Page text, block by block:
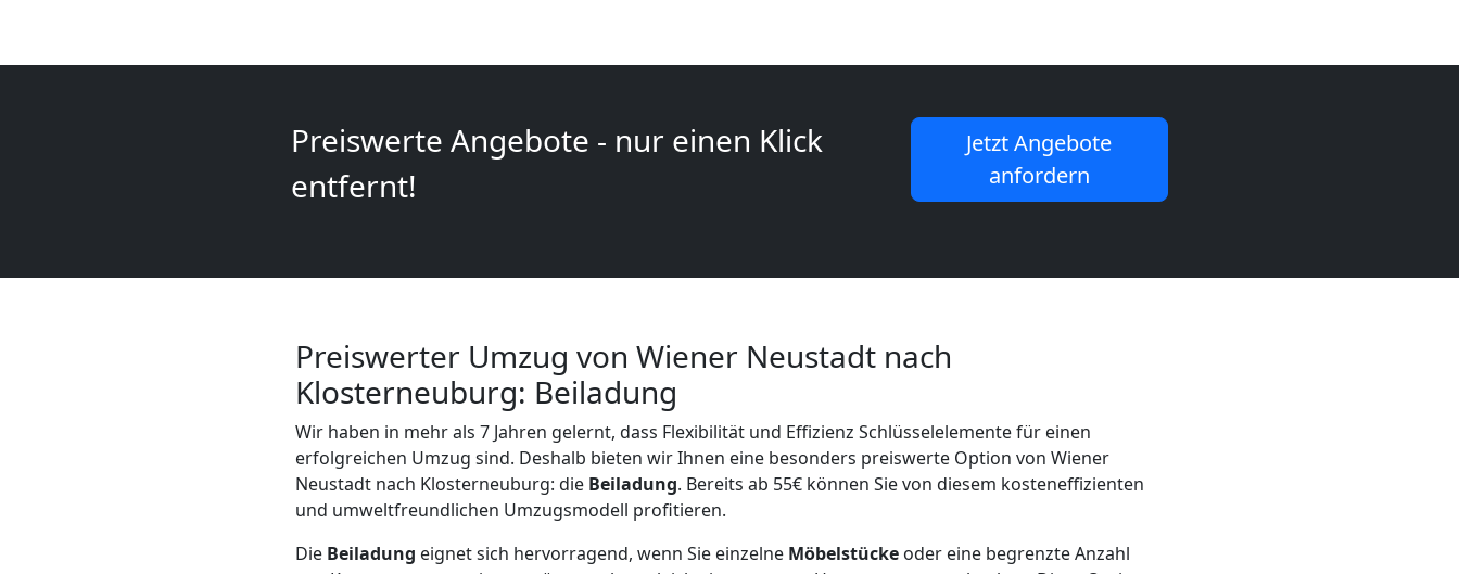
Preiswerte Angebote - nur einen Klick
entfernt!
Jetzt Angebote
anfordern
Preiswerter Umzug von Wiener Neustadt nach
Klosterneuburg: Beiladung
Wir haben in mehr als 7 Jahren gelernt, dass Flexibilität und Effizienz Schlüsselelemente für einen
erfolgreichen Umzug sind. Deshalb bieten wir Ihnen eine besonders preiswerte Option von Wiener
Neustadt nach Klosterneuburg: die Beiladung. Bereits ab 55€ können Sie von diesem kosteneffizienten
und umweltfreundlichen Umzugsmodell profitieren.
Die Beiladung eignet sich hervorragend, wenn Sie einzelne Möbelstücke oder eine begrenzte Anzahl
2